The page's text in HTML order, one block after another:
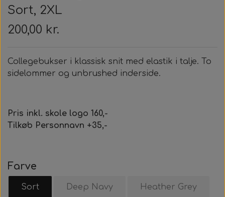
Sort, 2XL
200,00 kr.
Collegebukser i klassisk snit med elastik i talje. To
sidelommer og unbrushed inderside.
Pris inkl. skole logo 160,-
Tilkøb Personnavn +35,-
Farve
Sort Deep Navy Heather Grey